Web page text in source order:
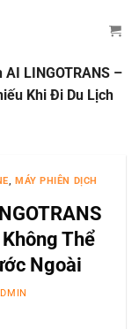
LINGOTRANS –
Khi Đi Du Lịch
,MÁY PHIÊN DỊCH
Thể
Ngoài